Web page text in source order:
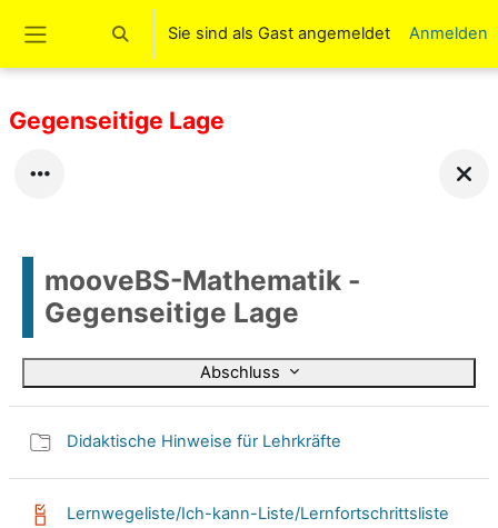
Website-Übersicht
Sucheingabe umschalten
Sie sind als Gast angemeldet Anmelden
Gegenseitige Lage
Abschluss
mooveBS-Mathematik -
Gegenseitige Lage
Didaktische Hinweise für Lehrkräfte
Lernwegeliste/Ich-kann-Liste/Lernfortschrittsliste